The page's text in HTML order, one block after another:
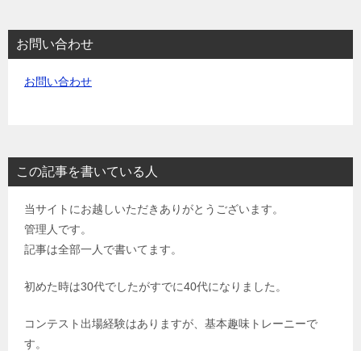
お問い合わせ
お問い合わせ
この記事を書いている人
当サイトにお越しいただきありがとうございます。
管理人です。
記事は全部一人で書いてます。
初めた時は30代でしたがすでに40代になりました。
コンテスト出場経験はありますが、基本趣味トレーニーで
す。